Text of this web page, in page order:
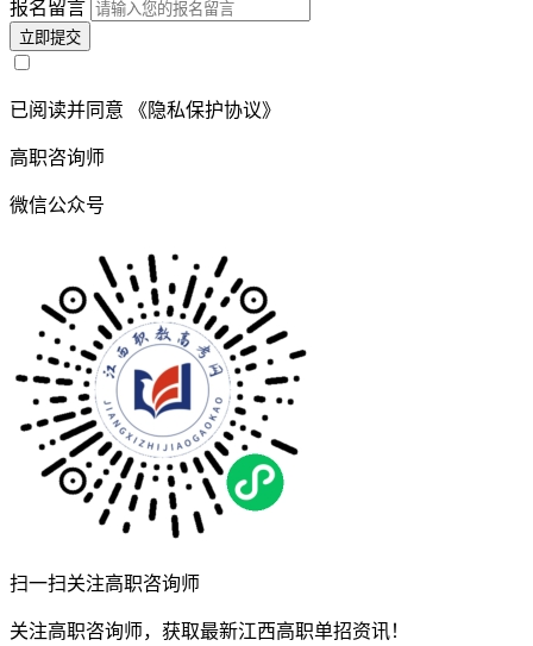
报名留言
立即提交
已阅读并同意 《隐私保护协议》
高职咨询师
微信公众号
扫一扫关注高职咨询师
关注高职咨询师，获取最新江西高职单招资讯！